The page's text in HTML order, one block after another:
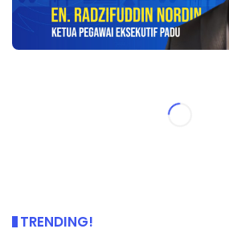
TRENDING!